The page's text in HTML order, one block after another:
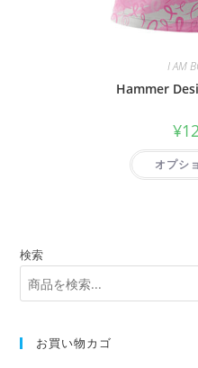
I AM
Hammer
¥
オプシ
検索
お買い物カゴ